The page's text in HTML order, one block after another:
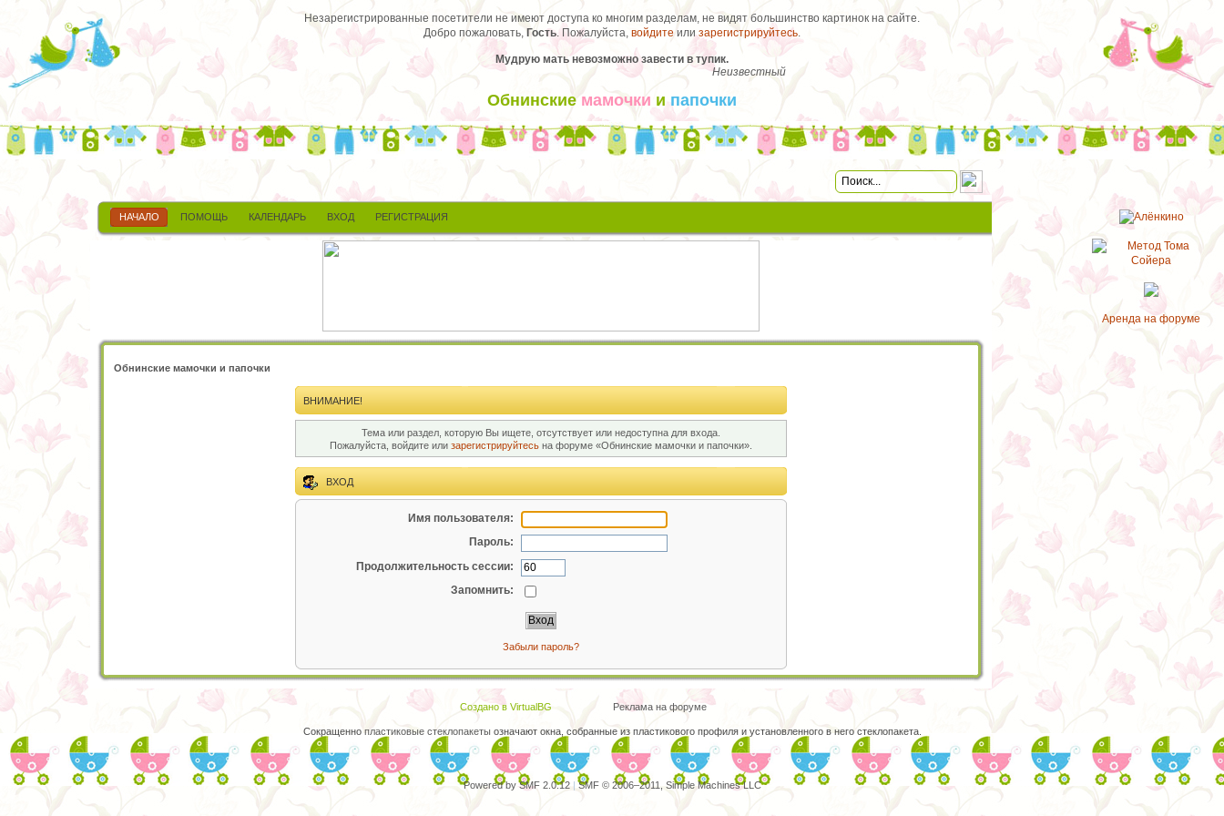
Незарегистрированные посетители не имеют доступа ко многим разделам, не видят большинство картинок на сайте.
Добро пожаловать, Гость. Пожалуйста, войдите илизарегистрируйтесь.
Мудрую мать невозможно завести в тупик.
Неизвестный
Обнинские мамочки ипапочки
НАЧАЛО ПОМОЩЬ КАЛЕНДАРЬ ВХОД РЕГИСТРАЦИЯ
Обнинские мамочки и папочки
ВНИМАНИЕ!
Тема или раздел, которую Вы ищете, отсутствует или недоступна для входа.
Пожалуйста, войдите или зарегистрируйтесь на форуме «Обнинские мамочки и папочки».
ВХОД
Имя пользователя:
Пароль:
Продолжительность сессии:
Запомнить:
Забыли пароль?
Аренда на форуме
Создано в VirtualBG Реклама на форуме
Сокращенно пластиковые стеклопакетыозначают окна, собранные из пластикового профиля и установленного в него стеклопакета.
Powered by SMF 2.0.12|SMF © 2006–2011, Simple Machines LLC